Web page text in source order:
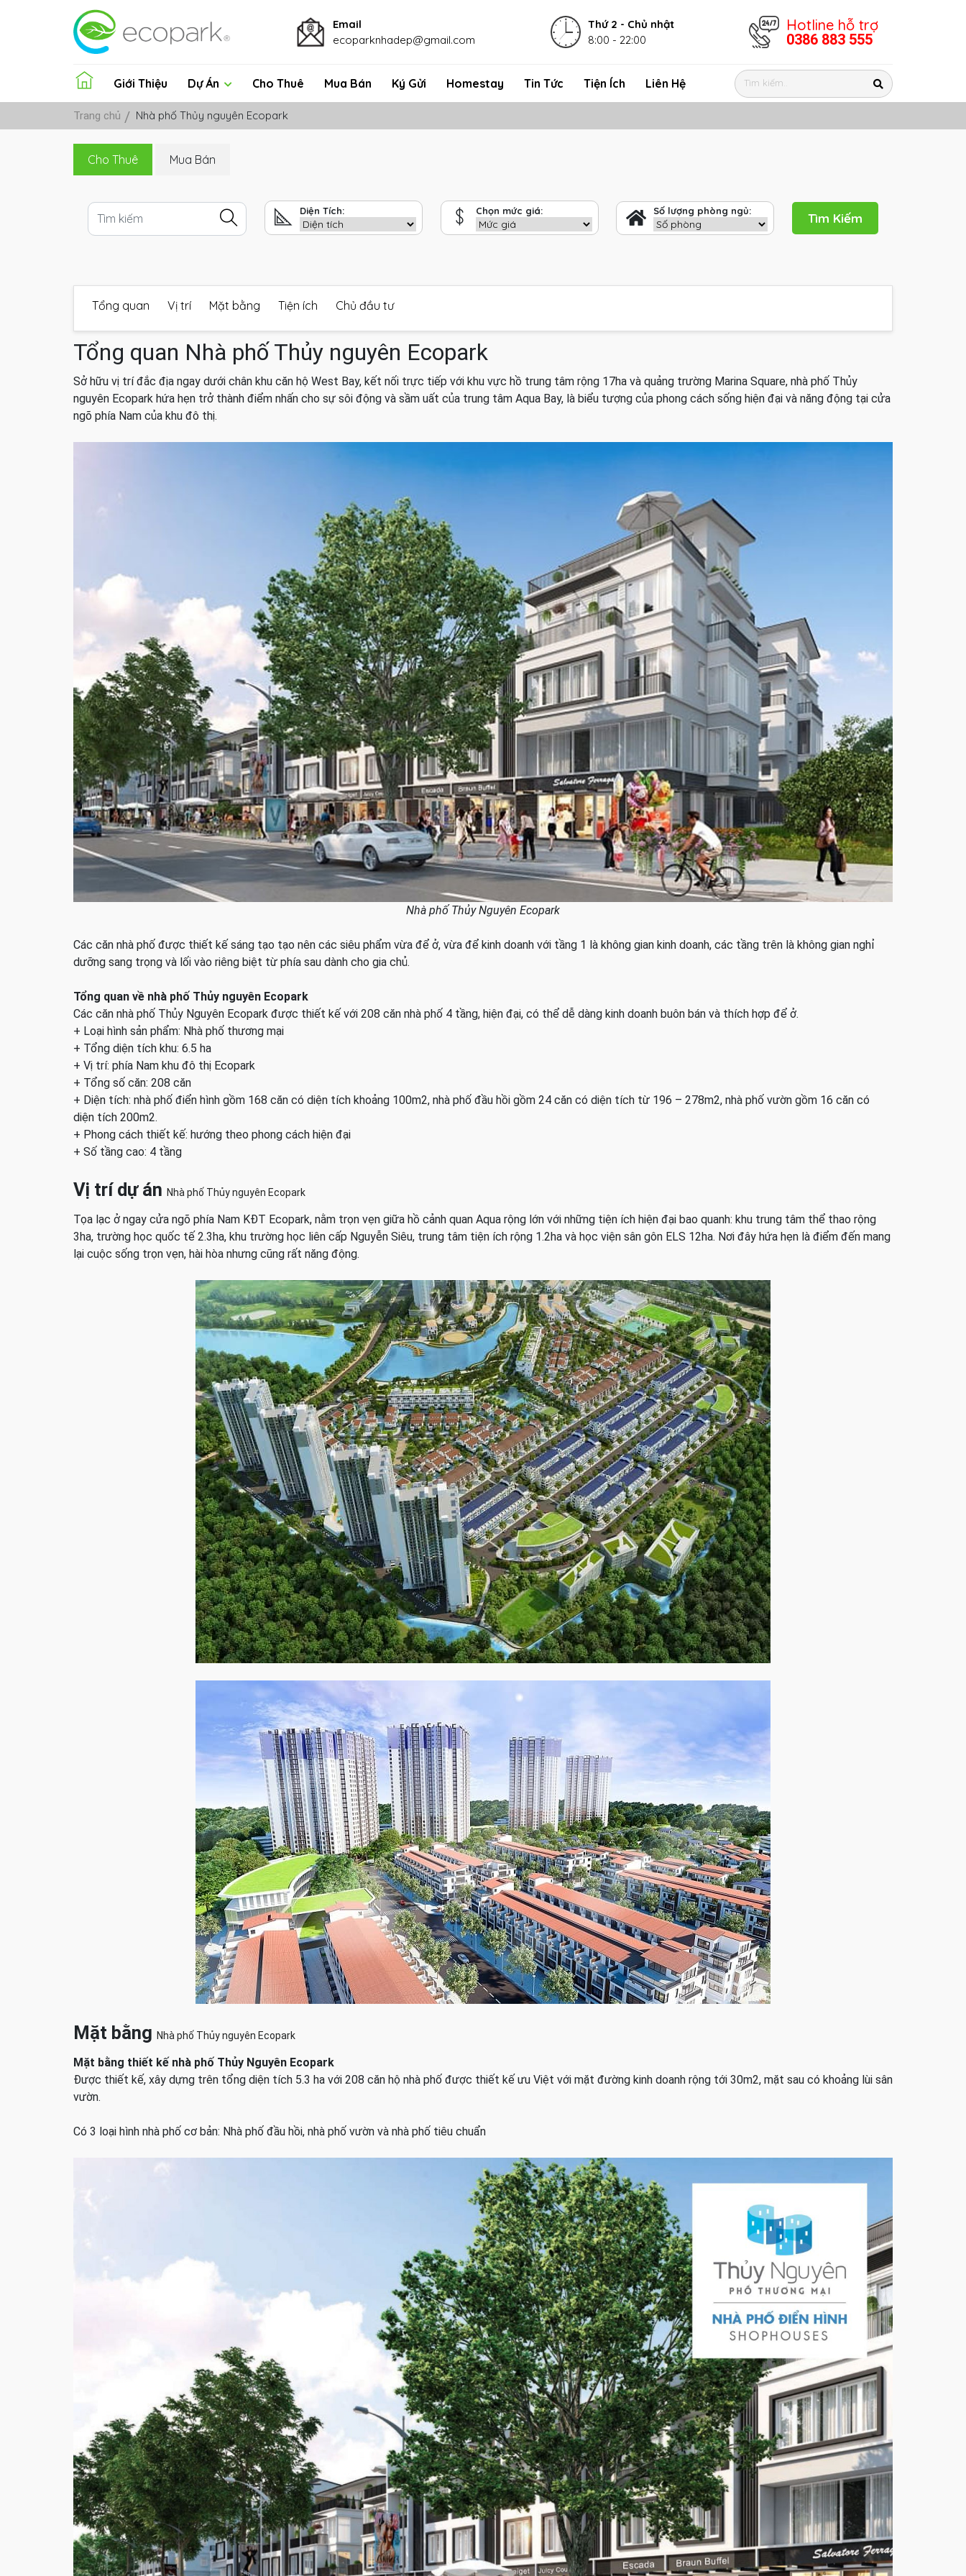
Email
ecoparknhadep@gmail.com
Thứ 2 - Chủ nhật
8:00 - 22:00
Hotline hỗ trợ
0386 883 555
Giới Thiệu Dự Án Cho Thuê Mua Bán Ký Gửi Homestay Tin Tức Tiện Ích Liên Hệ
Trang chủ Nhà phố Thủy nguyên Ecopark
Cho Thuê Mua Bán
Diện Tích: Chọn mức giá: Số lượng phòng ngủ: Tìm Kiếm
Tổng quan Vị trí Mặt bằng Tiện ích Chủ đầu tư
Tổng quan Nhà phố Thủy nguyên Ecopark
Sở hữu vị trí đắc địa ngay dưới chân khu căn hộ West Bay, kết nối trực tiếp với khu vực hồ trung tâm rộng 17ha và quảng trường Marina Square, nhà phố Thủy
nguyên Ecopark hứa hẹn trở thành điểm nhấn cho sự sôi động và sầm uất của trung tâm Aqua Bay, là biểu tượng của phong cách sống hiện đại và năng động tại cửa
ngõ phía Nam của khu đô thị.
Nhà phố Thủy Nguyên Ecopark
Các căn nhà phố được thiết kế sáng tạo tạo nên các siêu phẩm vừa để ở, vừa để kinh doanh với tầng 1 là không gian kinh doanh, các tầng trên là không gian nghỉ
dưỡng sang trọng và lối vào riêng biệt từ phía sau dành cho gia chủ.
Tổng quan về nhà phố Thủy nguyên Ecopark
Các căn nhà phố Thủy Nguyên Ecopark được thiết kế với 208 căn nhà phố 4 tầng, hiện đại, có thể dễ dàng kinh doanh buôn bán và thích hợp để ở.
​+ Loại hình sản phẩm: ​Nhà phố thương mại
+ Tổng diện tích khu: 6.5 ha
​+ Vị trí: phía Nam khu đô thị Ecopark
+ Tổng số căn: 208 căn
+ Diện tích: nhà phố điển hình gồm 168 căn có diện tích khoảng 100m2, nhà phố đầu hồi gồm 24 căn có diện tích từ 196 – 278m2, nhà phố vườn gồm 16 căn có
diện tích 200m2.
+ Phong cách thiết kế: hướng theo phong cách hiện đại
+ ​Số tầng cao: ​4 tầng
Vị trí dự án Nhà phố Thủy nguyên Ecopark
Tọa lạc ở ngay cửa ngõ phía Nam KĐT Ecopark, nằm trọn vẹn giữa hồ cảnh quan Aqua rộng lớn với những tiện ích hiện đại bao quanh: khu trung tâm thể thao rộng
3ha, trường học quốc tế 2.3ha, khu trường học liên cấp Nguyễn Siêu, trung tâm tiện ích rộng 1.2ha và học viện sân gôn ELS 12ha. Nơi đây hứa hẹn là điểm đến mang
lại cuộc sống trọn vẹn, hài hòa nhưng cũng rất năng động.
Mặt bằng Nhà phố Thủy nguyên Ecopark
Mặt bằng ​thiết kế nhà phố Thủy Nguyên Ecopark
Được thiết kế, xây dựng trên tổng diện tích 5.3 ha với 208 căn hộ nhà phố được thiết kế ưu Việt với mặt đường kinh doanh rộng tới 30m2, mặt sau có khoảng lùi sân
vườn.
Có 3 loại hình nhà phố cơ bản: Nhà phố đầu hồi, nhà phố vườn và nhà phố tiêu chuẩn